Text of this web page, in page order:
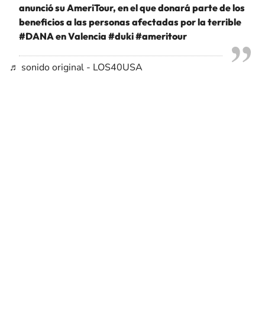
anunció su AmeriTour, en el que donará parte de los
beneficios a las personas afectadas por la terrible
#DANAen Valencia #duki#ameritour
♬ sonido original - LOS40USA